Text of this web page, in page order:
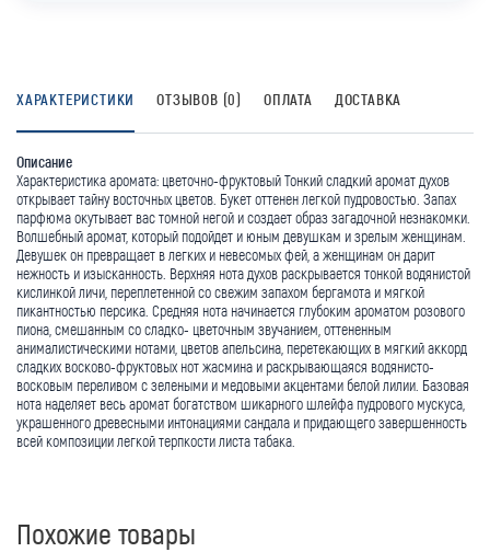
ХАРАКТЕРИСТИКИ ОТЗЫВОВ (0) ОПЛАТА ДОСТАВКА
Описание
Характеристика аромата: цветочно-фруктовый Тонкий сладкий аромат духов
открывает тайну восточных цветов. Букет оттенен легкой пудровостью. Запах
парфюма окутывает вас томной негой и создает образ загадочной незнакомки.
Волшебный аромат, который подойдет и юным девушкам и зрелым женщинам.
Девушек он превращает в легких и невесомых фей, а женщинам он дарит
нежность и изысканность. Верхняя нота духов раскрывается тонкой водянистой
кислинкой личи, переплетенной со свежим запахом бергамота и мягкой
пикантностью персика. Средняя нота начинается глубоким ароматом розового
пиона, смешанным со сладко- цветочным звучанием, оттененным
анималистическими нотами, цветов апельсина, перетекающих в мягкий аккорд
сладких восково-фруктовых нот жасмина и раскрывающаяся водянисто-
восковым переливом с зелеными и медовыми акцентами белой лилии. Базовая
нота наделяет весь аромат богатством шикарного шлейфа пудрового мускуса,
украшенного древесными интонациями сандала и придающего завершенность
всей композиции легкой терпкости листа табака.
Похожие товары